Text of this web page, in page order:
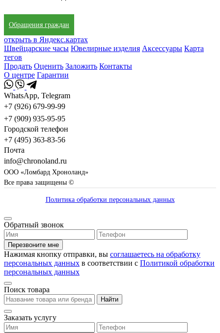
Обращения граждан
открыть в Яндекс.картах
Швейцарские часы Ювелирные изделия Аксессуары Карта
тегов
Продать Оценить Заложить Контакты
О центре Гарантии
WhatsApp, Telegram
+7 (926) 679-99-99
+7 (909) 935-95-95
Городской телефон
+7 (495) 363-83-56
Почта
info@chronoland.ru
ООО «Ломбард Хроноланд»
Все права защищены ©
Политика обработки персональных данных
Обратный звонок
Перезвоните мне
Нажимая кнопку отправки, вы соглашаетесь на обработку
персональных данных в соответствии с Политикой обработки
персональных данных
Поиск товара
Найти
Заказать услугу